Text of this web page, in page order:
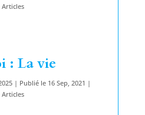
Articles
: La vie
| Publié le 16 Sep, 2021 |
Articles